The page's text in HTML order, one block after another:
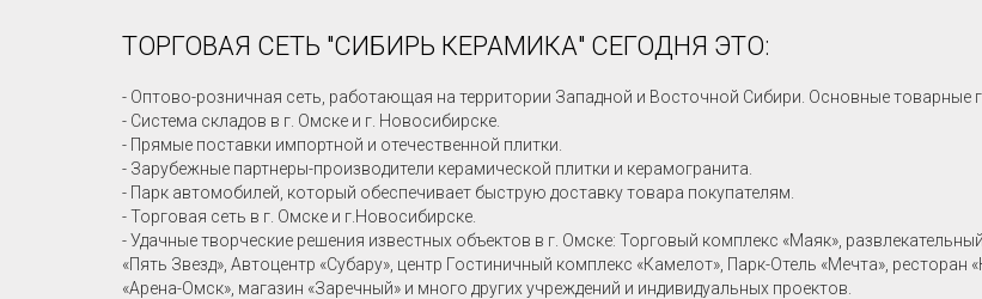
Italon
Keros
ТОРГОВАЯ СЕТЬ "СИБИРЬ КЕРАМИКА" СЕГОДНЯ ЭТО:
- Оптово-розничная сеть, работающая на территории Западной и Восточной Сибири. Основные товарные
- Система складов в г. Омске и г. Новосибирске.
- Прямые поставки импортной и отечественной плитки.
- Зарубежные партнеры-производители керамической плитки и керамогранита.
- Парк автомобилей, который обеспечивает быструю доставку товара покупателям.
- Торговая сеть в г. Омске и г.Новосибирске.
- Удачные творческие решения известных объектов в г. Омске: Торговый комплекс «Маяк»,
«Пять Звезд», Автоцентр «Субару», центр Гостиничный комплекс «Камелот», Парк-Отель «Мечта»,
«Арена-Омск», магазин «Заречный» и много других учреждений и индивидуальных проектов.